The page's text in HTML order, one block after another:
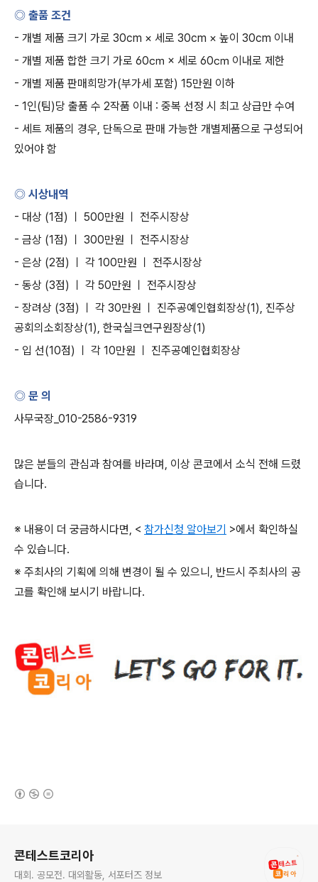
◎ 출품 조건
- 개별 제품 크기 가로 30cm × 세로 30cm × 높이 30cm 이내
- 개별 제품 합한 크기 가로 60㎝ × 세로 60㎝ 이내로 제한
- 개별 제품 판매희망가(부가세 포함) 15만원 이하
- 1인(팀)당 출품 수 2작품 이내 : 중복 선정 시 최고 상급만 수여
- 세트 제품의 경우, 단독으로 판매 가능한 개별제품으로 구성되어
있어야 함
◎ 시상내역
- 대상 (1점) ㅣ 500만원 ㅣ 전주시장상
- 금상 (1점) ㅣ 300만원 ㅣ 전주시장상
- 은상 (2점) ㅣ 각 100만원 ㅣ 전주시장상
- 동상 (3점) ㅣ 각 50만원 ㅣ 전주시장상
- 장려상 (3점) ㅣ 각 30만원 ㅣ 진주공예인협회장상(1), 진주상
공회의소회장상(1), 한국실크연구원장상(1)
- 입 선(10점) ㅣ 각 10만원 ㅣ 진주공예인협회장상
◎ 문 의
사무국장 _010-2586-9319
많은 분들의 관심과 참여를 바라며, 이상 콘코에서 소식 전해 드렸
습니다.
※ 내용이 더 궁금하시다면, < 참가신청 알아보기 >에서 확인하실
수 있습니다.
※ 주최사의 기획에 의해 변경이 될 수 있으니 , 반드시 주최사의 공
고를 확인해 보시기 바랍니다.
콘테스트코리아
대회. 공모전. 대외활동, 서포터즈 정보